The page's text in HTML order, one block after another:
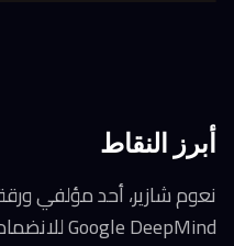
أبرز النقاط
Google DeepMind للانضمام إلى OpenAI